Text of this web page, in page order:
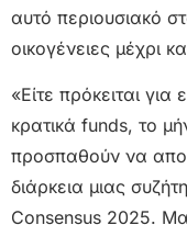
αυτό περιουσιακό
οικογένειες μέχρι
«Είτε πρόκειται για
κρατικά funds, το
προσπαθούν να
διάρκεια μιας
Consensus 2025.